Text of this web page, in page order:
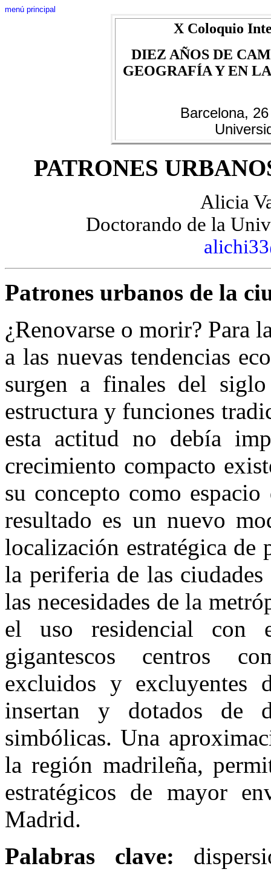
menú principal
X Coloquio
DIEZ AÑOS DE
GEOGRAFÍA Y EN
Barcelona,
PATRONES
Alicia
Doctorando de la
Patrones urbanos de la
¿Renovarse o morir? Para
a las nuevas tendencias
surgen a finales del
estructura y funciones
esta actitud no debía
crecimiento compacto
su concepto como
resultado es un nuevo
localización estratégica de
la periferia de las
las necesidades de la
el uso residencial con
gigantescos centros
excluidos y excluyentes
insertan y dotados de
simbólicas. Una
la región madrileña,
estratégicos de mayor
Madrid.
Palabras clave: